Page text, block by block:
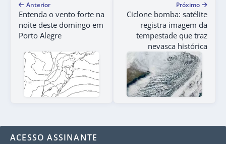
Anterior
Entenda o vento forte na
noite deste domingo em
Porto Alegre
Próximo
Ciclone bomba: satélite
registra imagem da
tempestade que traz
nevasca histórica
ACESSO ASSINANTE